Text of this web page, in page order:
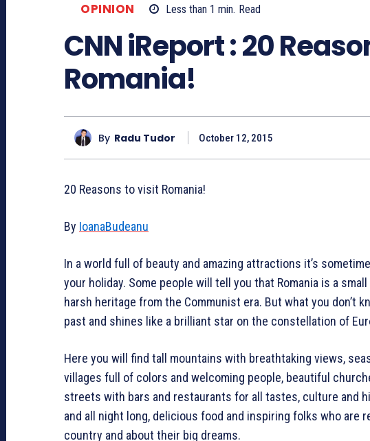
OPINION Less than 1 min. Read
CNN iReport : 20
Romania!
By Radu Tudor October 12, 2015
20 Reasons to visit Romania!
By IoanaBudeanu
In a world full of beauty and amazing attractions it’s
your holiday. Some people will tell you that Romania is a
harsh heritage from the Communist era. But what you don’t
past and shines like a brilliant star on the constellation of
Here you will find tall mountains with breathtaking views,
villages full of colors and welcoming people, beautiful
streets with bars and restaurants for all tastes, culture and
and all night long, delicious food and inspiring folks who are
country and about their big dreams.